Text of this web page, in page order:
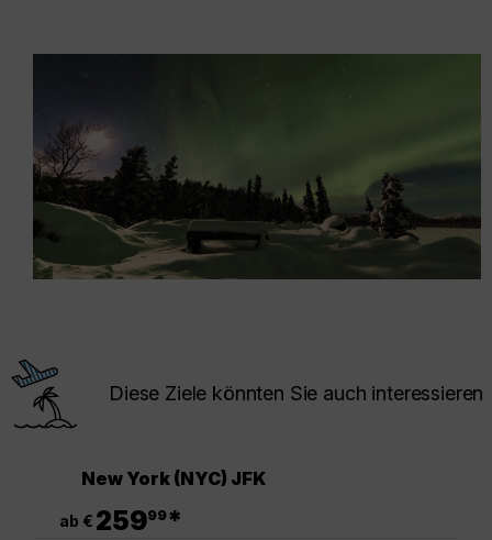
Diese Ziele könnten Sie auch interessieren
New York (NYC) JFK
ab € 25999*